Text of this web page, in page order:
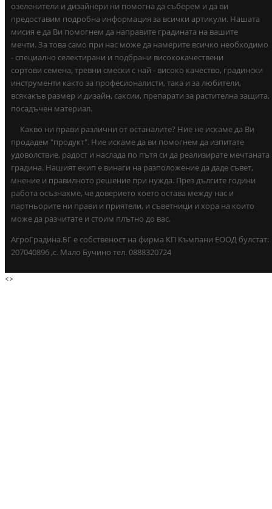
озеленители и дизайнери ни помогна да съберем и да ви
предоставим подробна информация за всички артикули. Нашата
мисия е да Ви помогнем да направите градината на вашите
мечти. За това само при нас може да намерите всичко необходимо
- специално селектирани и подбрани висококачествени
сортови семена, тревни смески с най - високо качество, градински
инструменти както за професионалисти, така и за любители,
всякакъв размер и дизайн, саксии, препарати за растителна защита,
посадъчен материал.
Какво ни прави различни от останалите? Ние не искаме да Ви
продадем "продукт". Ние искаме да ви помогнем да изпитате
удоволствие, радост и наслада по пътя си да реализирате мечтаната
градина. Нашият екип е винаги на разположение да даде съвет,
мнение и правилното решение при нужда. През дългите години
работа осъзнахме, че доверието което остава между нас и
партньорите ни прави и приятели, и съветници и хора на които
може да разчитате и стоим плътно до вас.
АгроГрадина.БГ е собственост на фирма КП Къмпани ЕООД булстат:
207040896 ,с. Мало Бучино тел. 0888320724
<>